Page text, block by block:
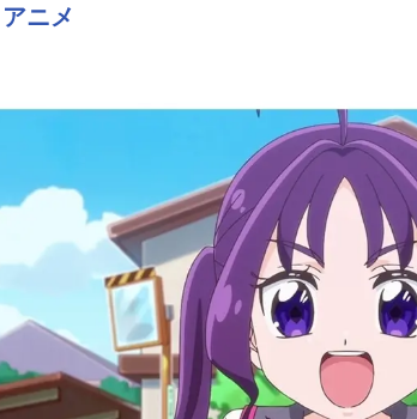
ゲーム・アプリ
実写
男性
アニメ